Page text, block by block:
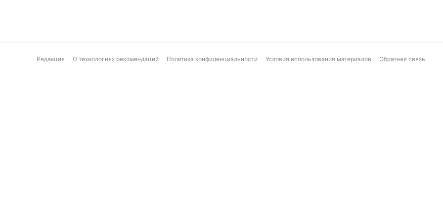
Редакция О технологиях рекомендаций Политика конфиденциальности Условия использования материалов Обратная связь